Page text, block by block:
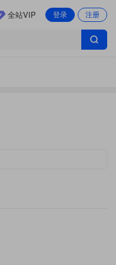
登录 注册
全站VIP